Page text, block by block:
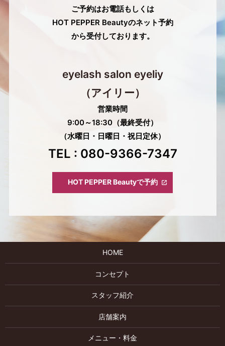
ご予約はお電話もしくは
HOT PEPPER Beautyのネット予約
から受付しております。
eyelash salon eyeliy
（アイリー）
営業時間
9:00～18:30（最終受付）
（水曜日・日曜日・祝日定休）
TEL : 080-9366-7347
HOT PEPPER Beautyで予約
HOME
コンセプト
スタッフ紹介
店舗案内
メニュー・料金